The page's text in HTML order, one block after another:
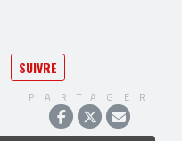
SUIVRE
PARTAGER